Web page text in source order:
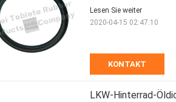
KONTAKT
Lesen Sie weiter
2020-04-15 02:47:10
LKW-Hinterrad-